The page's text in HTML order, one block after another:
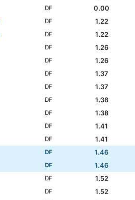
DF
0.00
DF
1.22
DF
1.22
DF
1.26
DF
1.26
DF
1.37
DF
1.37
DF
1.38
DF
1.38
DF
1.41
DF
1.41
DF
1.46
DF
1.46
DF
1.52
DF
1.52